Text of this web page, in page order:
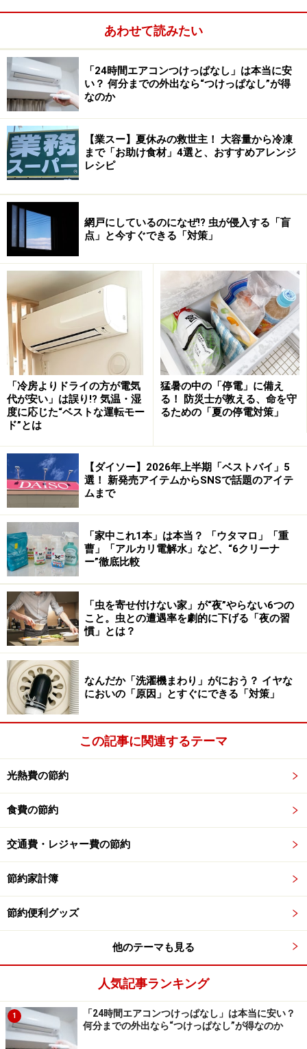
「 アイリスオーヤマ お風呂用Ag＋除菌フロート」
この銀板から銀イオンが出るらしい
こちらの「お風呂用Ag＋除菌フロート」は、銀ユニット
から溶出される銀イオンを利用して、残り湯を除菌する
というもの。銀イオンは人体には無害だそうで、イオン
化した銀電子が雑菌に付着することでタンパク質構造を
破壊して菌を無力化する効果があるそうです。
使用方法は、まずユニットカバーを開けて銀ユニット
（グレーの部分）をはずします。ここに単３アルカリ電
池を３本入れます。あとはユニットを元に戻し、お風呂
に浮かべるだけ。スイッチなどはなく、湯に入れるとセ
ンサーが自動的に感知して運転を開始し、約６時間ほど
で自動的に止まります。
本体価格はオープン価格ですが、だいたい2980円くら
い。取り換え用の銀ユニットは2490円くらいです。
単３電池３本で約６ヶ月。銀ユニットも約６ヶ月に１回
交換する必要があります。
これを使用することにより、毎日風呂の湯を交換してい
たのが２日に一度で済んだ場合、年間の水道代12,177円
節約になるということですので、除菌フロートの使用に
かかるコストを差し引いてもお得ということが言えそう
気になる使用感は？
さて、気になるのは実際の使用感。ガイド自身が購入し
あわせて読みたい
「24時間エアコンつけっぱなし」は本当に安
い？ 何分までの外出なら“つけっぱなし”が得
なのか
【業スー】夏休みの救世主！ 大容量から冷凍
まで「お助け食材」4選と、おすすめアレンジ
レシピ
網戸にしているのになぜ!? 虫が侵入する「盲
点」と今すぐできる「対策」
「冷房よりドライの方が電気
代が安い」は誤り!? 気温・湿
度に応じた“ベストな運転モー
ド”とは
猛暑の中の「停電」に備え
る！ 防災士が教える、命を守
るための「夏の停電対策」
【ダイソー】2026年上半期「ベストバイ」5
選！ 新発売アイテムからSNSで話題のアイテ
ムまで
「家中これ1本」は本当？ 「ウタマロ」「重
曹」「アルカリ電解水」など、“6クリーナ
ー”徹底比較
「虫を寄せ付けない家」が“夜”やらない6つの
こと。虫との遭遇率を劇的に下げる「夜の習
慣」とは？
なんだか「洗濯機まわり」がにおう？ イヤな
においの「原因」とすぐにできる「対策」
この記事に関連するテーマ
光熱費の節約
食費の節約
交通費・レジャー費の節約
節約家計簿
節約便利グッズ
他のテーマも見る
人気記事ランキング
1
「24時間エアコンつけっぱなし」は本当に安い？
何分までの外出なら“つけっぱなし”が得なのか